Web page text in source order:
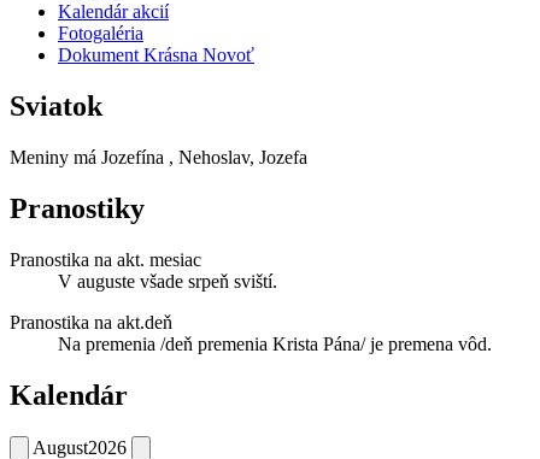
Kalendár akcií
Fotogaléria
Dokument Krásna Novoť
Sviatok
Meniny má Jozefína , Nehoslav, Jozefa
Pranostiky
Pranostika na akt. mesiac
V auguste všade srpeň sviští.
Pranostika na akt.deň
Na premenia /deň premenia Krista Pána/ je premena vôd.
Kalendár
August2026